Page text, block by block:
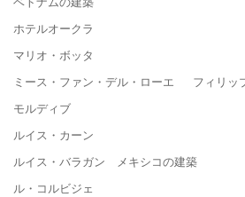
ホテルオークラ
マリオ・ボッタ
ミース・ファン・デル・ローエ フィリッ
モルディブ
ルイス・カーン
ルイス・バラガン メキシコの建築
ル・コルビジェ